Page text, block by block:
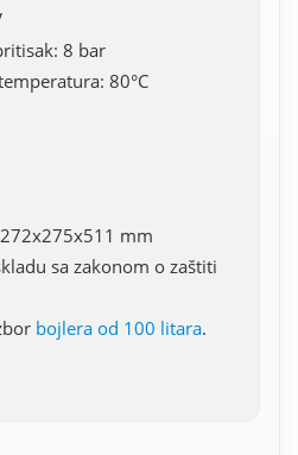
8 bar
80°C
mm
sa zakonom o zaštiti
bojlera od 100 litara.